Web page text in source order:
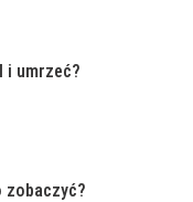
i umrzeć?
zobaczyć?